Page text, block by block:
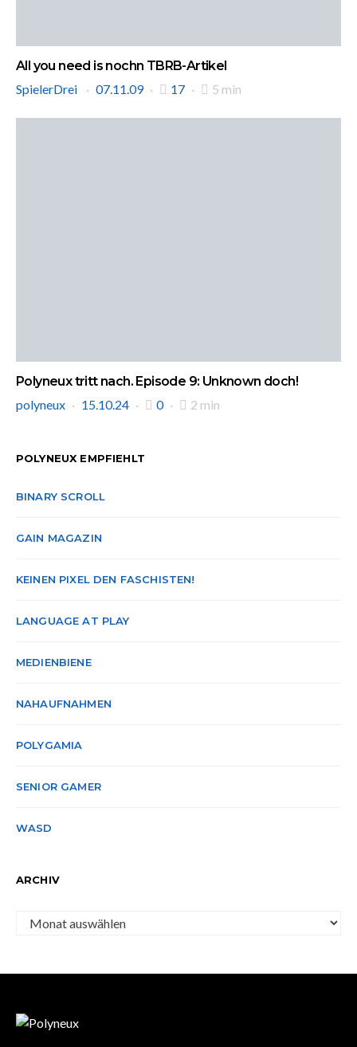
All you need is nochn TBRB-Artikel
SpielerDrei
07.11.09 17 5 min
Polyneux tritt nach. Episode 9: Unknown doch!
polyneux
15.10.24 0 2 min
POLYNEUX EMPFIEHLT
BINARY SCROLL
GAIN MAGAZIN
KEINEN PIXEL DEN FASCHISTEN!
LANGUAGE AT PLAY
MEDIENBIENE
NAHAUFNAHMEN
POLYGAMIA
SENIOR GAMER
WASD
ARCHIV
Archiv